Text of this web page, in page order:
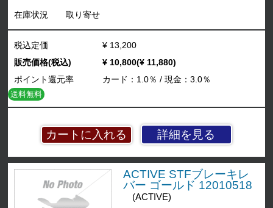
在庫状況 取り寄せ
詳細を見る
税込定価
¥ 13,200
販売価格(税込)
¥ 10,800(¥ 11,880)
ポイント還元率
カード：1.0％ / 現金：3.0％
送料無料
ACTIVE STFブレーキレ
バー ゴールド 12010518
(ACTIVE)